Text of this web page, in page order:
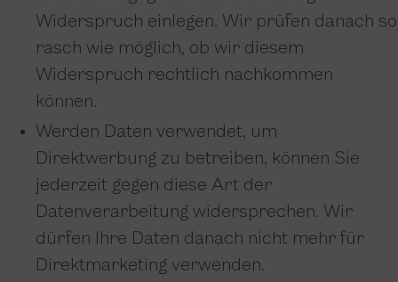
Widerspruch einlegen. Wir prüfen danach so
rasch wie möglich, ob wir diesem
Widerspruch rechtlich nachkommen
können.
Werden Daten verwendet, um
Direktwerbung zu betreiben, können Sie
jederzeit gegen diese Art der
Datenverarbeitung widersprechen. Wir
dürfen Ihre Daten danach nicht mehr für
Direktmarketing verwenden.